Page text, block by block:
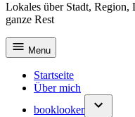
content
Lokales über Stadt, Region,
ganze Rest
Menu
Startseite
Über mich
booklooker